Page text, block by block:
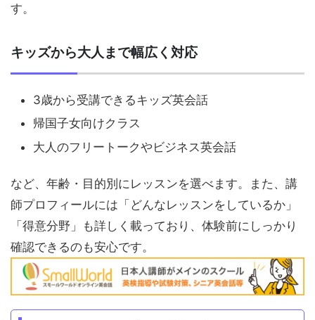
す。
キッズから大人まで幅広く対応
3歳から受講できるキッズ英会話
帰国子女向けクラス
大人のフリートークやビジネス英会話
など、年齢・目的別にレッスンを選べます。また、講
師プロフィールには「どんなレッスンをしているか」
「得意分野」も詳しく載っており、体験前にしっかり
確認できるのも安心です。